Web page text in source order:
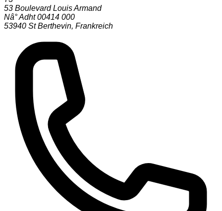
53 Boulevard Louis Armand
Nâ° Adht 00414 000
53940 St Berthevin, Frankreich